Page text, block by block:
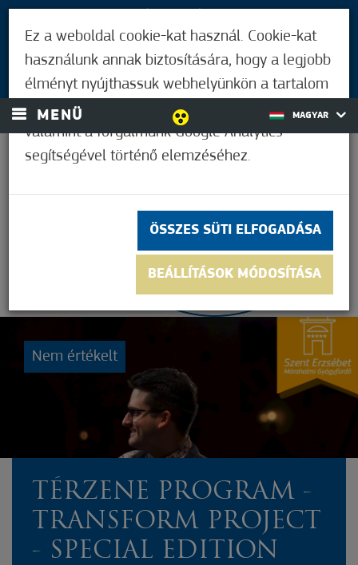
BEJELENTKEZÉS
MENÜ MAGYAR
Nem értékelt
TÉRZENE PROGRAM -
TRANSFORM PROJECT
- SPECIAL EDITION
Ez a weboldal cookie-kat használ. Cookie-kat
használunk annak biztosítására, hogy a legjobb
élményt nyújthassuk webhelyünkön a tartalom
és a hirdetések személyre szabásához,
valamint a forgalmunk Google Analytics
segítségével történő elemzéséhez.
ÖSSZES SÜTI ELFOGADÁSA
BEÁLLÍTÁSOK MÓDOSÍTÁSA